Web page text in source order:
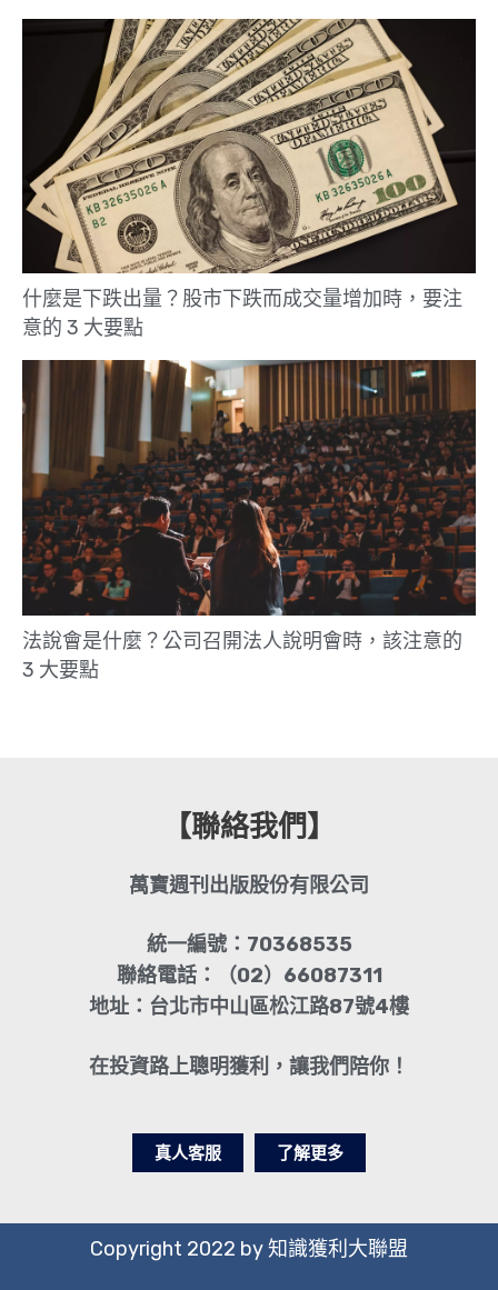
什麼是下跌出量？股市下跌而成交量增加時，要注
意的 3 大要點
法說會是什麼？公司召開法人說明會時，該注意的
3 大要點
【聯絡我們】
萬寶週刊出版股份有限公司
統一編號：70368535
聯絡電話：（02）66087311
地址：台北市中山區松江路87號4樓
在投資路上聰明獲利，讓我們陪你！
真人客服 了解更多
Copyright 2022 by 知識獲利大聯盟